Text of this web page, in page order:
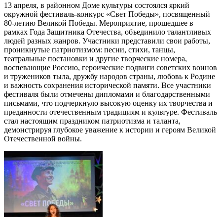
13 апреля, в районном Доме культуры состоялся яркий
окружной фестиваль-конкурс «Свет Победы», посвященный
80-летию Великой Победы. Мероприятие, прошедшее в
рамках Года Защитника Отечества, объединило талантливых
людей разных жанров. Участники представили свои работы,
проникнутые патриотизмом: песни, стихи, танцы,
театральные постановки и другие творческие номера,
воспевающие Россию, героические подвиги советских воинов
и тружеников тыла, дружбу народов страны, любовь к Родине
и важность сохранения исторической памяти. Все участники
фестиваля были отмечены дипломами и благодарственными
письмами, что подчеркнуло высокую оценку их творчества и
преданности отечественным традициям и культуре. Фестиваль
стал настоящим праздником патриотизма и таланта,
демонстрируя глубокое уважение к истории и героям Великой
Отечественной войны.